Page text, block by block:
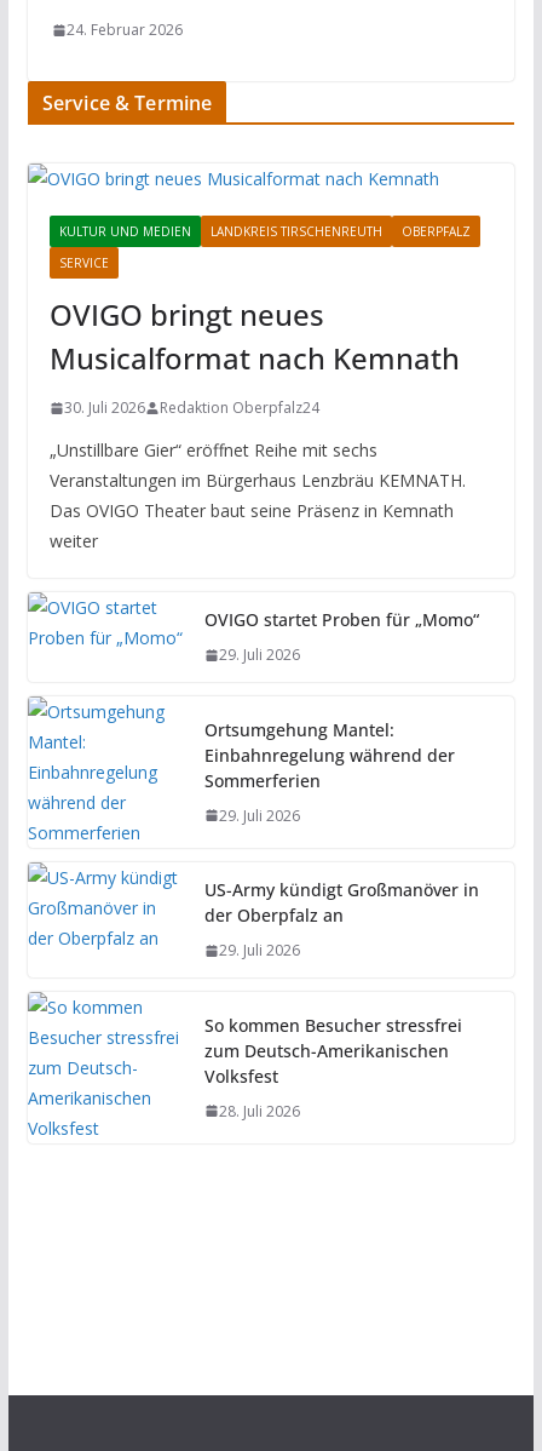
24. Februar 2026
Service & Termine
KULTUR UND MEDIEN LANDKREIS TIRSCHENREUTH
OBERPFALZ
SERVICE
OVIGO bringt neues
Musicalformat nach Kemnath
30. Juli 2026 Redaktion Oberpfalz24
„Unstillbare Gier“ eröffnet Reihe mit sechs
Veranstaltungen im Bürgerhaus Lenzbräu KEMNATH.
Das OVIGO Theater baut seine Präsenz in Kemnath
weiter
OVIGO startet Proben für „Momo“
29. Juli 2026
Ortsumgehung Mantel:
Einbahnregelung während der
Sommerferien
29. Juli 2026
US-Army kündigt Großmanöver in
der Oberpfalz an
29. Juli 2026
So kommen Besucher stressfrei
zum Deutsch-Amerikanischen
Volksfest
28. Juli 2026